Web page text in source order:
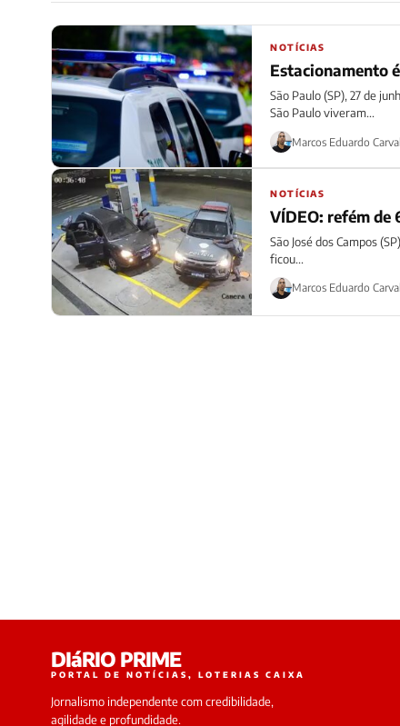
NOTÍCIAS
Estacionamento
São Paulo (SP), 27 de
São Paulo viveram...
Marcos Eduardo
NOTÍCIAS
VÍDEO: refém de
São José dos Campos
ficou...
Marcos Eduardo
DIáRIO PRIME
PORTAL DE NOTÍCIAS, LOTERIAS CAIXA
Jornalismo independente com credibilidade,
agilidade e profundidade.